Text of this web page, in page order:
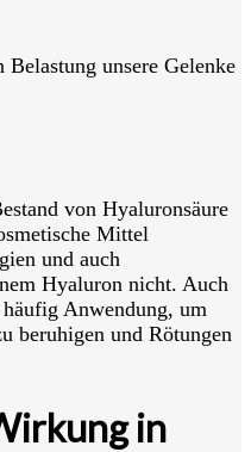
Belastung unsere Gelenke
von Hyaluronsäure
Mittel
und auch
Hyaluron nicht. Auch
Anwendung, um
beruhigen und Rötungen
in